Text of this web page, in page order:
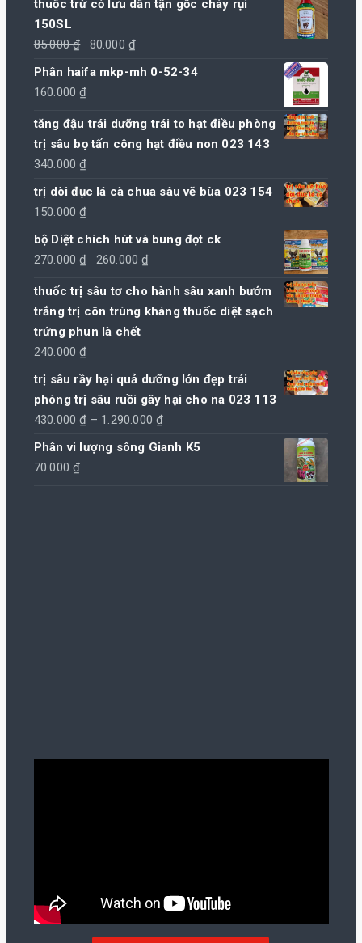
thuốc trừ cỏ lưu dẫn tận gốc cháy rụi
150SL
85.000₫
Giá
gốc
là:
80.000 ₫
hiện
80.000 ₫.
Phân haifa mkp-mh 0-52-34
160.000₫
tăng đậu trái dưỡng trái to hạt điều phòng
trị sâu bọ tấn công hạt điều non 023 143
340.000₫
trị dòi đục lá cà chua sâu vẽ bùa 023 154
150.000₫
bộ Diệt chích hút và bung đọt ck
270.000₫
Giá
là:
270.000 ₫.
260.000₫
tại
là:
thuốc trị sâu tơ cho hành sâu xanh bướm
trắng trị côn trùng kháng thuốc diệt sạch
trứng phun là chết
240.000₫
trị sâu rầy hại quả dưỡng lớn đẹp trái
phòng trị sâu ruồi gây hại cho na 023 113
430.000₫ – 1.290.000₫Khoảng
giá:
Phân vi lượng sông Gianh K5
70.000₫